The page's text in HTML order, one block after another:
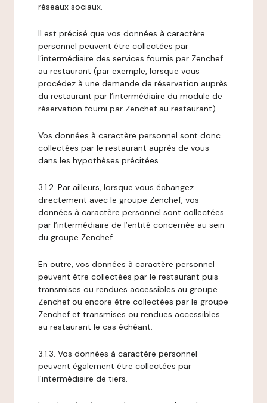
réseaux sociaux.
Il est précisé que vos données à caractère
personnel peuvent être collectées par
l’intermédiaire des services fournis par Zenchef
au restaurant (par exemple, lorsque vous
procédez à une demande de réservation auprès
du restaurant par l’intermédiaire du module de
réservation fourni par Zenchef au restaurant).
Vos données à caractère personnel sont donc
collectées par le restaurant auprès de vous
dans les hypothèses précitées.
3.1.2. Par ailleurs, lorsque vous échangez
directement avec le groupe Zenchef, vos
données à caractère personnel sont collectées
par l’intermédiaire de l’entité concernée au sein
du groupe Zenchef.
En outre, vos données à caractère personnel
peuvent être collectées par le restaurant puis
transmises ou rendues accessibles au groupe
Zenchef ou encore être collectées par le groupe
Zenchef et transmises ou rendues accessibles
au restaurant le cas échéant.
3.1.3. Vos données à caractère personnel
peuvent également être collectées par
l’intermédiaire de tiers.